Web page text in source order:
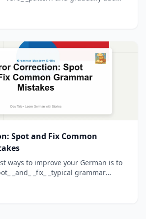
Spot and Fix Common
ways to improve your German is to
_and_ _fix_ _typical grammar